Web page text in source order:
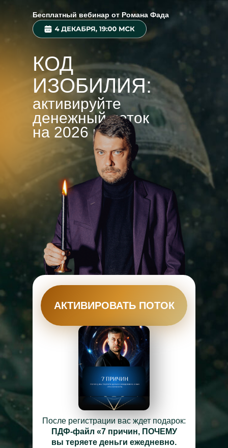
КОД
ИЗОБИЛИЯ:
активируйте
денежный поток
на 2026 год
Бесплатный вебинар от Романа Фада
АКТИВИРОВАТЬ ПОТОК
После регистрации вас ждет подарок:
ПДФ-файл «7 причин, ПОЧЕМУ
вы теряете деньги ежедневно.